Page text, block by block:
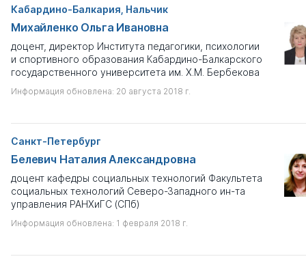
Кабардино-Балкария, Нальчик
Михайленко Ольга Ивановна
доцент, директор Института педагогики, психологии
и спортивного образования Кабардино-Балкарского
государственного университета им. Х.М. Бербекова
Информация обновлена: 20 августа 2018 г.
Санкт-Петербург
Белевич Наталия Александровна
доцент кафедры социальных технологий Факультета
социальных технологий Северо-Западного ин-та
управления РАНХиГС (СПб)
Информация обновлена: 1 февраля 2018 г.